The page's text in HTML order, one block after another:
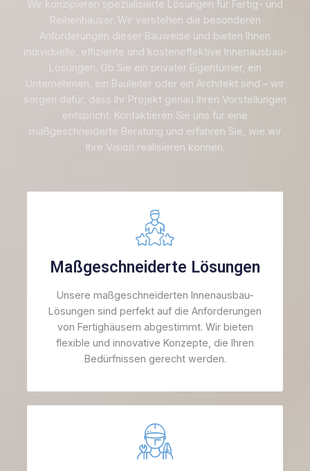
Wir konzipieren spezialisierte Lösungen für Fertig- und
Reihenhäuser. Wir verstehen die besonderen
Anforderungen dieser Bauweise und bieten Ihnen
individuelle, effiziente und kosteneffektive Innenausbau-
Lösungen. Ob Sie ein privater Eigentümer, ein
Unternehmen, ein Bauleiter oder ein Architekt sind – wir
sorgen dafür, dass Ihr Projekt genau Ihren Vorstellungen
entspricht. Kontaktieren Sie uns für eine
maßgeschneiderte Beratung und erfahren Sie, wie wir
Ihre Vision realisieren können.
Maßgeschneiderte Lösungen
Unsere maßgeschneiderten Innenausbau-
Lösungen sind perfekt auf die Anforderungen
von Fertighäusern abgestimmt. Wir bieten
flexible und innovative Konzepte, die Ihren
Bedürfnissen gerecht werden.